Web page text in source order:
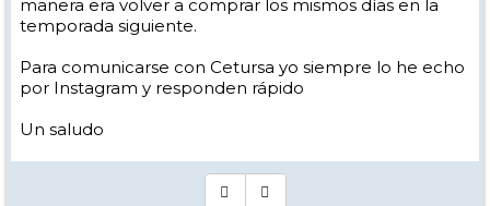
manera era volver a comprar los mismos días en la
temporada siguiente.
Para comunicarse con Cetursa yo siempre lo he echo
por Instagram y responden rápido
Un saludo